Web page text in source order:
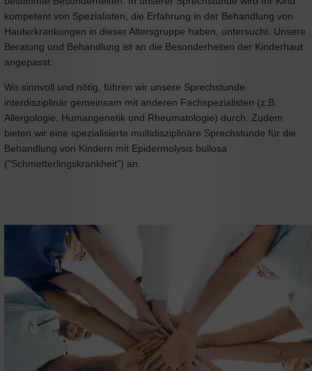
kompetent von Spezialisten, die Erfahrung in der Behandlung von
Hauterkrankungen in dieser Altersgruppe haben, untersucht. Unsere
Beratung und Behandlung ist an die Besonderheiten der Kinderhaut
angepasst.
Wo sinnvoll und nötig, führen wir unsere Sprechstunde
interdisziplinär gemeinsam mit anderen Fachspezialisten (z.B.
Allergologie, Humangenetik und Rheumatologie) durch. Zudem
bieten wir eine spezialisierte multidisziplinäre Sprechstunde für die
Behandlung von Kindern mit Epidermolysis bullosa
("Schmetterlingskrankheit") an.